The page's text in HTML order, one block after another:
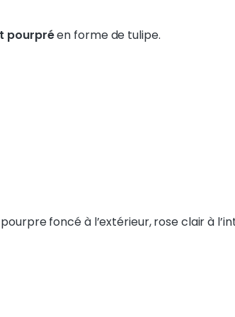
pourpréen forme de tulipe.
foncé à l’extérieur, rose clair à